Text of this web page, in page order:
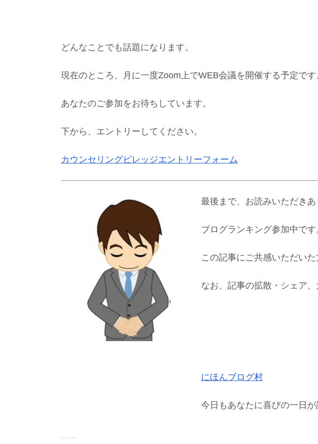
どんなことでも話題になります。
現在のところ、月に一度Zoom上でWEB会議を開催する予定です
あなたのご参加をお待ちしています。
下から、エントリーしてください。
カウンセリングビレッジエントリーフォーム
最後まで、お読みいただきあ
ブログランキング参加中です
この記事にご共感いただい
なお、記事の拡散・シェア、
にほんブログ村
今日もあなたに喜びの一日が